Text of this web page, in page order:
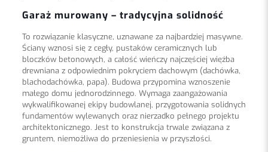
Garaż murowany – tradycyjna solidność
To rozwiązanie klasyczne, uznawane za najbardziej masywne.
Ściany wznosi się z cegły, pustaków ceramicznych lub
bloczków betonowych, a całość wieńczy najczęściej więźba
drewniana z odpowiednim pokryciem dachowym (dachówka,
blachodachówka, papa). Budowa przypomina wznoszenie
małego domu jednorodzinnego. Wymaga zaangażowania
wykwalifikowanej ekipy budowlanej, przygotowania solidnych
fundamentów wylewanych oraz nierzadko pełnego projektu
architektonicznego. Jest to konstrukcja trwale związana z
gruntem, niemożliwa do przeniesienia w przyszłości.